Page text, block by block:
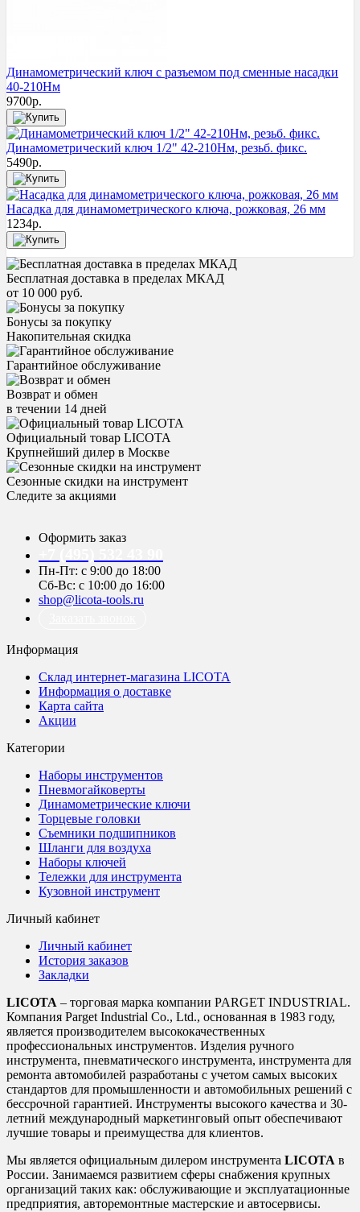
Динамометрический ключ с разъемом под сменные насадки
40-210Нм
9700р.
Динамометрический ключ 1/2" 42-210Нм, резьб. фикс.
5490р.
Насадка для динамометрического ключа, рожковая, 26 мм
1234р.
Бесплатная доставка в пределах МКАД
от 10 000 руб.
Бонусы за покупку
Накопительная скидка
Гарантийное обслуживание
Возврат и обмен
в течении 14 дней
Официальный товар LICOTA
Крупнейший дилер в Москве
Сезонные скидки на инструмент
Следите за акциями
Оформить заказ
Пн-Пт: с 9:00 до 18:00
Сб-Вс: с 10:00 до 16:00
shop@licota-tools.ru
Информация
Склад интернет-магазина LICOTA
Информация о доставке
Карта сайта
Акции
Категории
Наборы инструментов
Пневмогайковерты
Динамометрические ключи
Торцевые головки
Съемники подшипников
Шланги для воздуха
Наборы ключей
Тележки для инструмента
Кузовной инструмент
Личный кабинет
Личный кабинет
История заказов
Закладки
LICOTA – торговая марка компании PARGET INDUSTRIAL.
Компания Parget Industrial Co., Ltd., основанная в 1983 году,
является производителем высококачественных
профессиональных инструментов. Изделия ручного
инструмента, пневматического инструмента, инструмента для
ремонта автомобилей разработаны с учетом самых высоких
стандартов для промышленности и автомобильных решений с
бессрочной гарантией. Инструменты высокого качества и 30-
летний международный маркетинговый опыт обеспечивают
лучшие товары и преимущества для клиентов.
Мы является официальным дилером инструмента LICOTA в
России. Занимаемся развитием сферы снабжения крупных
организаций таких как: обслуживающие и эксплуатационные
предприятия, авторемонтные мастерские и автосервисы.